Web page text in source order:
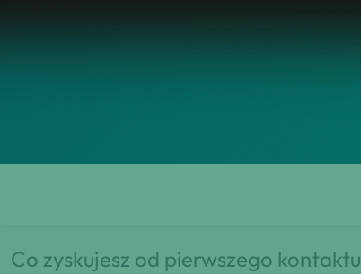
Co zyskujesz od pierwszego kontaktu